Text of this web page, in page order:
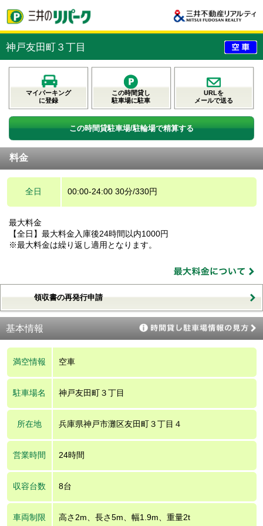
神戸友田町３丁目
マイパーキング
に登録
この時間貸し
駐車場に駐車
URLを
メールで送る
この時間貸駐車場/駐輪場で精算する
料金
全日 00:00-24:00 30分/330円
最大料金
【全日】最大料金入庫後24時間以内1000円
※最大料金は繰り返し適用となります。
領収書の再発行申請
基本情報
満空情報 空車
駐車場名 神戸友田町３丁目
所在地 兵庫県神戸市灘区友田町３丁目４
営業時間 24時間
収容台数 8台
車両制限 高さ2m、長さ5m、幅1.9m、重量2t